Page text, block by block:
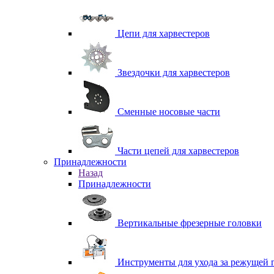
Цепи для харвестеров
Звездочки для харвестеров
Сменные носовые части
Части цепей для харвестеров
Принадлежности
Назад
Принадлежности
Вертикальные фрезерные головки
Инструменты для ухода за режущей